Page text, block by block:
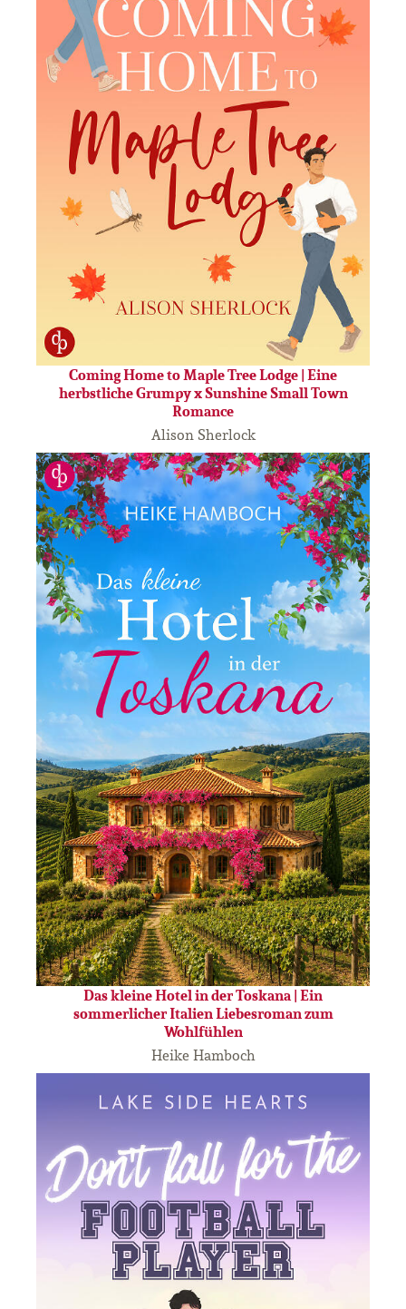
Coming Home to Maple Tree Lodge | Eine
herbstliche Grumpy x Sunshine Small Town
Romance
Alison Sherlock
Das kleine Hotel in der Toskana | Ein
sommerlicher Italien Liebesroman zum
Wohlfühlen
Heike Hamboch